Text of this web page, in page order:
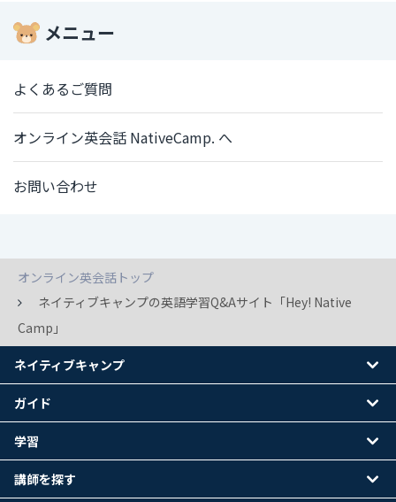
メニュー
よくあるご質問
オンライン英会話 NativeCamp. へ
お問い合わせ
オンライン英会話トップ
ネイティブキャンプの英語学習Q&Aサイト「Hey! Native
Camp」
ネイティブキャンプ
ガイド
学習
講師を探す